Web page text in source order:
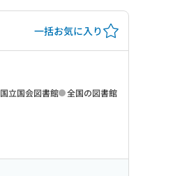
一括お気に入り
国立国会図書館 全国の図書館